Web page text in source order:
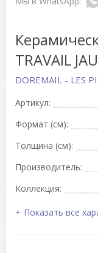
TRAVAIL
DOREMAIL - LES
Артикул:
Формат (см):
Толщина (см):
Производитель:
Коллекция:
Показать все